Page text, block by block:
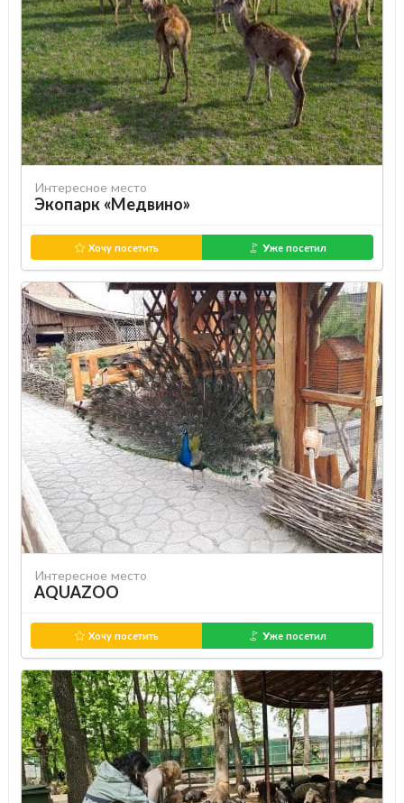
Интересное место
Экопарк «Медвино»
Хочу посетить Уже посетил
Интересное место
AQUAZOO
Хочу посетить Уже посетил